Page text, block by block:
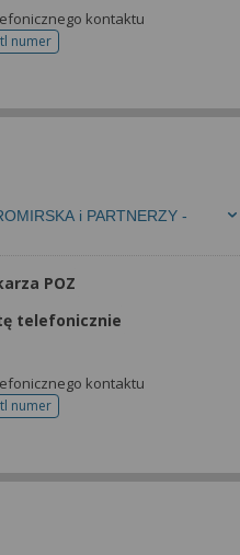
kontaktu
numer
telefonu do rejestracji
i PARTNERZY -
POZ
telefonicznie
kontaktu
numer
telefonu do rejestracji